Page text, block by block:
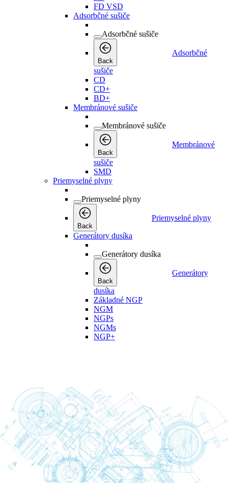
FD VSD
Adsorbčné sušiče
Adsorbčné sušiče
Back
Adsorbčné
sušiče
CD
CD+
BD+
Membránové sušiče
Membránové sušiče
Back
Membránové
sušiče
SMD
Priemyselné plyny
Priemyselné plyny
Back
Priemyselné plyny
Generátory dusíka
Generátory dusíka
Back
Generátory
dusíka
Základné NGP
NGM
NGPs
NGMs
NGP+
Back
Kyslíka
OGP
OGP+
Spracovanie kondenzátu
Spracovanie kondenzátu
Spracovanie